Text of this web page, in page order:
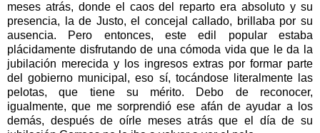
meses atrás, donde el caos del reparto era absoluto y su
presencia, la de Justo, el concejal callado, brillaba por su
ausencia. Pero entonces, este edil popular estaba
plácidamente disfrutando de una cómoda vida que le da la
jubilación merecida y los ingresos extras por formar parte
del gobierno municipal, eso sí, tocándose literalmente las
pelotas, que tiene su mérito. Debo de reconocer,
igualmente, que me sorprendió ese afán de ayudar a los
demás, después de oírle meses atrás que el día de su